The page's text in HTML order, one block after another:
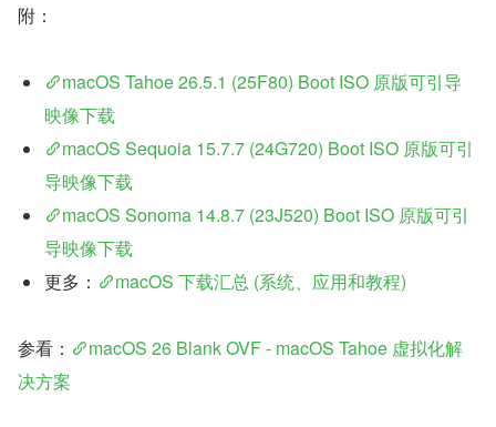
附：
macOS Tahoe 26.5.1 (25F80) Boot ISO 原版可引导
映像下载
macOS Sequoia 15.7.7 (24G720) Boot ISO 原版可引
导映像下载
macOS Sonoma 14.8.7 (23J520) Boot ISO 原版可引
导映像下载
更多：
macOS 下载汇总 (系统、应用和教程)
参看：
macOS 26 Blank OVF - macOS Tahoe 虚拟化解
决方案